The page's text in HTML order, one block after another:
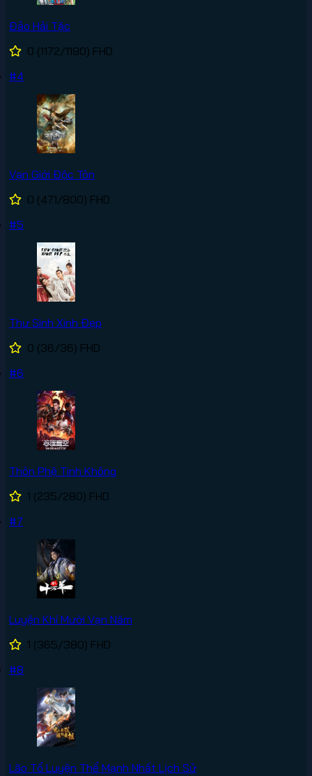
Đảo Hải Tặc
0 (1172/1190) FHD
#4
Vạn Giới Độc Tôn
0 (471/800) FHD
#5
Thư Sinh Xinh Đẹp
0 (36/36) FHD
#6
Thôn Phệ Tinh Không
1 (235/280) FHD
#7
Luyện Khí Mười Vạn Năm
1 (365/380) FHD
#8
Lão Tổ Luyện Thể Mạnh Nhất Lịch Sử